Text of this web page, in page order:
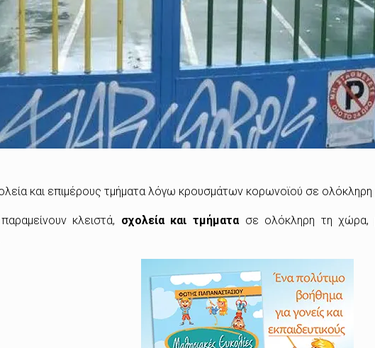
και επιμέρους τμήματα λόγω κρουσμάτων κορωνοϊού σε
κλειστά, σχολεία και τμήματασε ολόκληρη τη χώρα,